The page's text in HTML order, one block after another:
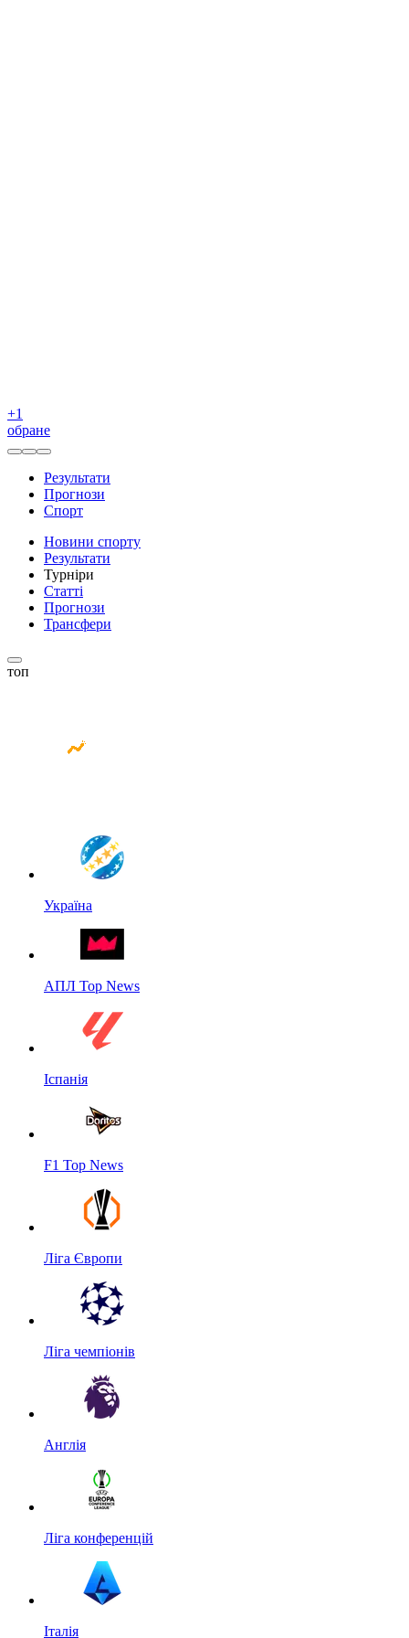
+1
обране
Результати
Прогнози
Спорт
Новини спорту
Результати
Турніри
Статті
Прогнози
Трансфери
топ
Україна
АПЛ Top News
Іспанія
F1 Top News
Ліга Європи
Ліга чемпіонів
Англія
Ліга конференцій
Італія